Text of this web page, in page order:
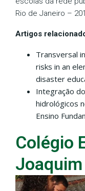
Rio de Janeiro –
Artigos
Transversal
risks in an
disaster
Integração
hidrológicos
Ensino
Colégio